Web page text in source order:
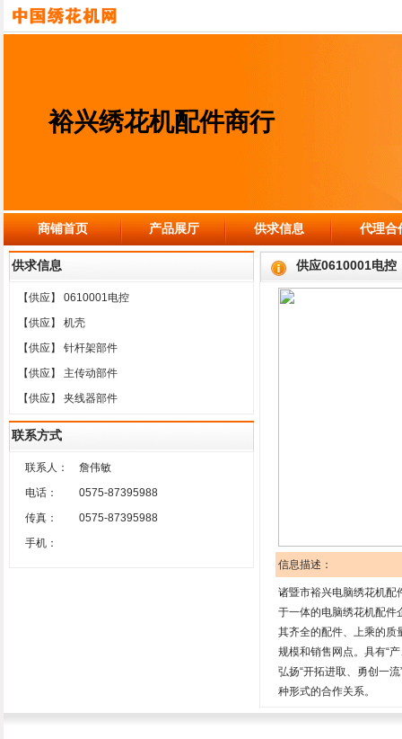
裕兴绣花机配件商行
商铺首页 产品展厅 供求信息 代理合
供求信息
【供应】 0610001电控
【供应】 机壳
【供应】 针杆架部件
【供应】
主传动部件
【供应】 夹线器部件
联系方式
联系人：
詹伟敏
电话：
0575-87395988
传真：
0575-87395988
手机：
供应0610001电控
信息描述：
诸暨市裕兴电脑绣花机
于一体的电脑绣花机配件
其齐全的配件、上乘的质
规模和销售网点。具有“
弘扬“开拓进取、勇创一
种形式的合作关系。